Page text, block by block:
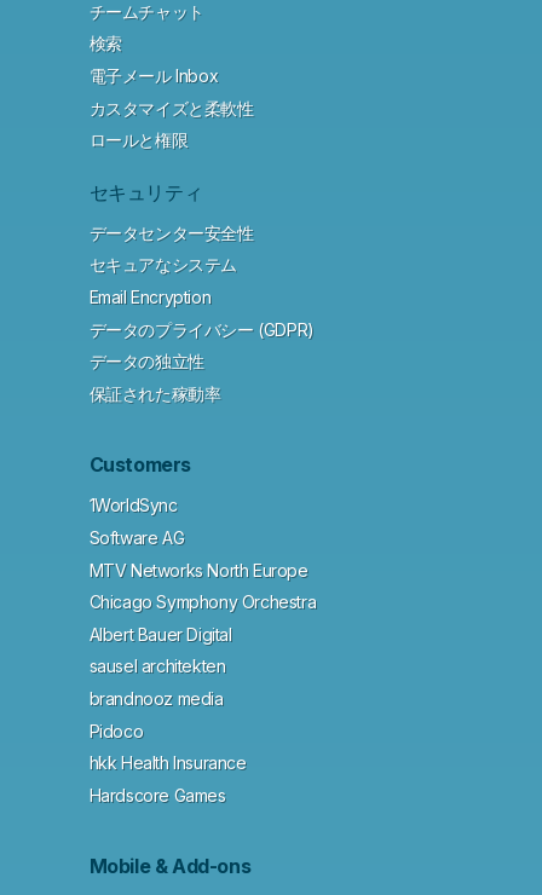
チームチャット
検索
電子メール Inbox
カスタマイズと柔軟性
ロールと権限
セキュリティ
データセンター安全性
セキュアなシステム
Email Encryption
データのプライバシー (GDPR)
データの独立性
保証された稼動率
Customers
1WorldSync
Software AG
MTV Networks North Europe
Chicago Symphony Orchestra
Albert Bauer Digital
sausel architekten
brandnooz media
Pidoco
hkk Health Insurance
Hardscore Games
Mobile & Add-ons